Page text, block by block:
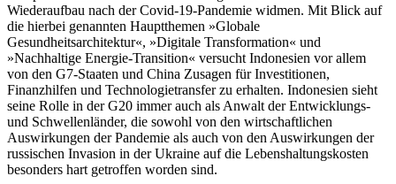
Wiederaufbau nach der Covid-19-Pandemie widmen. Mit Blick auf
die hierbei genannten Hauptthemen »Globale
Gesundheitsarchitektur«, »Digitale Transformation« und
»Nachhaltige Energie-Transition« versucht Indonesien vor allem
von den G7-Staaten und China Zusagen für Investitionen,
Finanzhilfen und Techno­logietransfer zu erhalten. Indonesien sieht
seine Rolle in der G20 immer auch als Anwalt der Entwicklungs-
und Schwellen­länder, die sowohl von den wirtschaftlichen
Auswirkungen der Pandemie als auch von den Auswirkungen der
russischen Invasion in der Ukraine auf die Lebenshaltungs­kosten
besonders hart getroffen worden sind.